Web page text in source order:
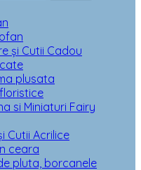
și Cutii Cadou
plusata
si Miniaturi Fairy
Cutii Acrilice
ceara
pluta, borcanele